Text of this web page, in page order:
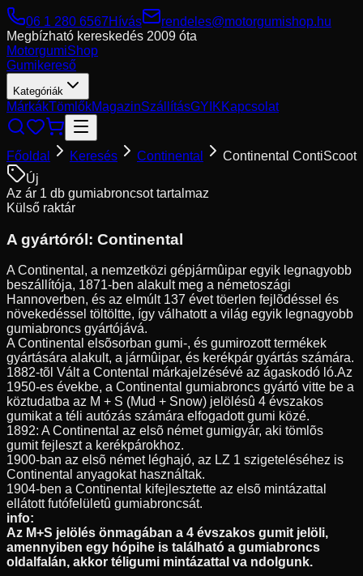
06 1 280 6567Hívás
rendeles@motorgumishop.hu
Megbízható kereskedés 2009 óta
MotorgumiShop
Gumikereső
Kategóriák
MárkákTömlőkMagazinSzállításGYIKKapcsolat
Főoldal Keresés Continental
Continental ContiScoot
Új
Az ár 1 db gumiabroncsot tartalmaz
Külső raktár
A gyártóról: Continental
A Continental, a nemzetközi gépjármûipar egyik legnagyobb
beszállítója, 1871-ben alakult meg a németoszági
Hannoverben, és az elmúlt 137 évet töerlen fejlõdéssel és
növekedéssel töltöltte, így válhatott a világ egyik legnagyobb
gumiabroncs gyártójává.
A Continental elsõsorban gumi-, és gumirozott termékek
gyártására alakult, a jármûipar, és kerékpár gyártás számára.
1882-tõl Vált a Contental márkajelzésévé az ágaskodó ló.Az
1950-es évekbe, a Continental gumiabroncs gyártó vitte be a
köztudatba az M + S (Mud + Snow) jelölésû 4 évszakos
gumikat a téli autózás számára elfogadott gumi közé.
1892: A Continental az elsõ német gumigyár, aki tömlõs
gumit fejleszt a kerékpárokhoz.
1900-ban az elsõ német léghajó, az LZ 1 szigeteléséhez is
Continental anyagokat használtak.
1904-ben a Continental kifejlesztette az elsõ mintázattal
ellátott futófelületû gumiabroncsát.
info:
Az M+S jelölés önmagában a 4 évszakos gumit jelöli,
amennyiben egy hópihe is található a gumiabroncs
oldalfalán, akkor téligumi mintázattal va ndolgunk.